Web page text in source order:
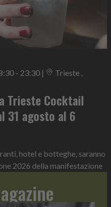
- 23:30 |
Trieste ,
Trieste Cocktail
31 agosto al 6
hotel e botteghe, saranno
2026 della manifestazione